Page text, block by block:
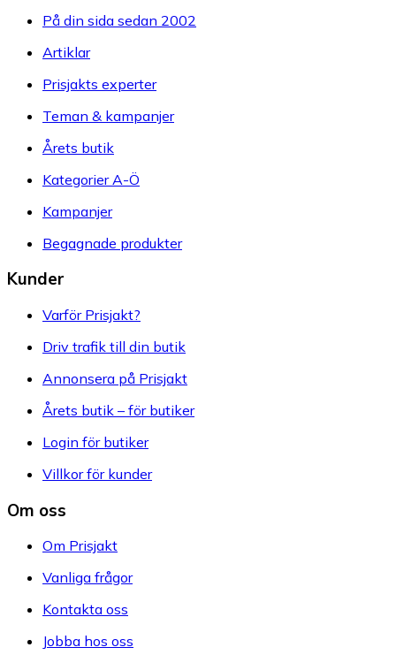
På din sida sedan 2002
Artiklar
Prisjakts experter
Teman & kampanjer
Årets butik
Kategorier A-Ö
Kampanjer
Begagnade produkter
Kunder
Varför Prisjakt?
Driv trafik till din butik
Annonsera på Prisjakt
Årets butik – för butiker
Login för butiker
Villkor för kunder
Om oss
Om Prisjakt
Vanliga frågor
Kontakta oss
Jobba hos oss